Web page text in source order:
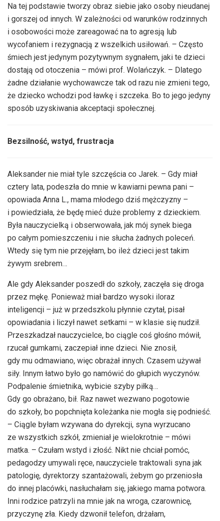
Na tej podstawie tworzy obraz siebie jako osoby nieudanej
i gorszej od innych. W zależności od warunków rodzinnych
i osobowości może zareagować na to agresją lub
wycofaniem i rezygnacją z wszelkich usiłowań. – Często
śmiech jest jedynym pozytywnym sygnałem, jaki te dzieci
dostają od otoczenia – mówi prof. Wolańczyk. – Dlatego
żadne działanie wychowawcze tak od razu nie zmieni tego,
że dziecko wchodzi pod ławkę i szczeka. Bo to jego jedyny
sposób uzyskiwania akceptacji społecznej.
Bezsilność, wstyd, frustracja
Aleksander nie miał tyle szczęścia co Jarek. – Gdy miał
cztery lata, podeszła do mnie w kawiarni pewna pani –
opowiada Anna L., mama młodego dziś mężczyzny –
i powiedziała, że będę mieć duże problemy z dzieckiem.
Była nauczycielką i obserwowała, jak mój synek biega
po całym pomieszczeniu i nie słucha żadnych poleceń.
Wtedy się tym nie przejęłam, bo ileż dzieci jest takim
żywym srebrem…
Ale gdy Aleksander poszedł do szkoły, zaczęła się droga
przez mękę. Ponieważ miał bardzo wysoki iloraz
inteligencji – już w przedszkolu płynnie czytał, pisał
opowiadania i liczył nawet setkami – w klasie się nudził.
Przeszkadzał nauczycielce, bo ciągle coś głośno mówił,
rzucał gumkami, zaczepiał inne dzieci. Nie znosił,
gdy mu odmawiano, więc obrażał innych. Czasem używał
siły. Innym łatwo było go namówić do głupich wyczynów.
Podpalenie śmietnika, wybicie szyby piłką…
Gdy go obrażano, bił. Raz nawet wezwano pogotowie
do szkoły, bo popchnięta koleżanka nie mogła się podnieść.
– Ciągle byłam wzywana do dyrekcji, syna wyrzucano
ze wszystkich szkół, zmieniał je wielokrotnie – mówi
matka. – Czułam wstyd i złość. Nikt nie chciał pomóc,
pedagodzy umywali ręce, nauczyciele traktowali syna jak
patologię, dyrektorzy szantażowali, żebym go przeniosła
do innej placówki, nasłuchałam się, jakiego mama potwora.
Inni rodzice patrzyli na mnie jak na wroga, czarownicę,
przyczynę zła. Kiedy dzwonił telefon, drżałam,